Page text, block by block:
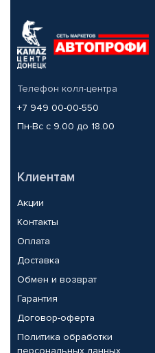
Телефон колл-центра
+7 949 00-00-550
Пн-Вс с 9.00 до 18.00
Клиентам
Акции
Контакты
Оплата
Доставка
Обмен и возврат
Гарантия
Договор-оферта
Политика обработки
персональных данных